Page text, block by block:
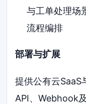
与工单处理场
流程编排
部署与扩展
提供公有云SaaS
API、Webhook